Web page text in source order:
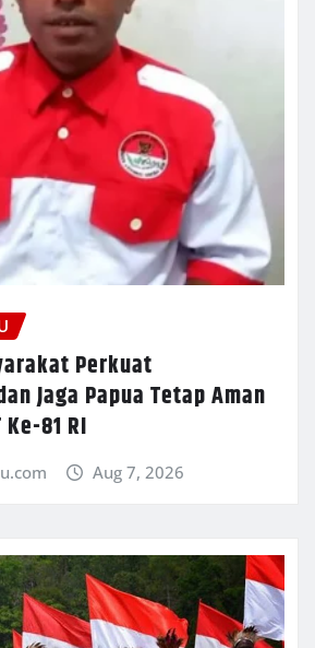
Perkuat
Jaga Papua Tetap Aman
81 RI
Aug 7, 2026